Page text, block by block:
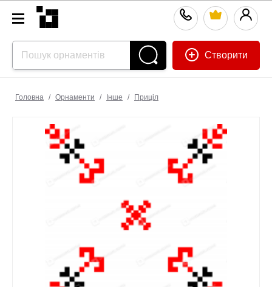
Створити
Головна / Орнаменти / Інше / Приціл